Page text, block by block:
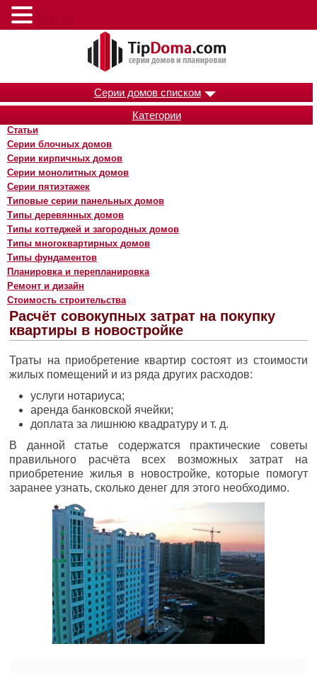
Серии домов списком
Категории
Статьи
Серии блочных домов
Серии кирпичных домов
Серии монолитных домов
Серии пятиэтажек
Типовые серии панельных домов
Типы деревянных домов
Типы коттеджей и загородных домов
Типы многоквартирных домов
Типы фундаментов
Планировка и перепланировка
Ремонт и дизайн
Стоимость строительства
Расчёт совокупных затрат на покупку
квартиры в новостройке
Траты на приобретение квартир состоят из стоимости
жилых помещений и из ряда других расходов:
услуги нотариуса;
аренда банковской ячейки;
доплата за лишнюю квадратуру и т. д.
В данной статье содержатся практические советы
правильного расчёта всех возможных затрат на
приобретение жилья в новостройке, которые помогут
заранее узнать, сколько денег для этого необходимо.